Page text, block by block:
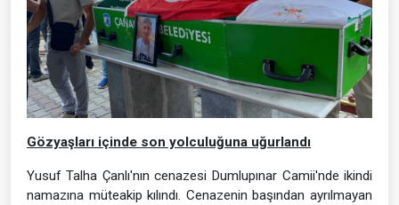
Gözyaşları içinde son yolculuğuna uğurlandı
Yusuf Talha Çanlı'nın cenazesi Dumlupınar Camii'nde ikindi
namazına müteakip kılındı. Cenazenin başından ayrılmayan